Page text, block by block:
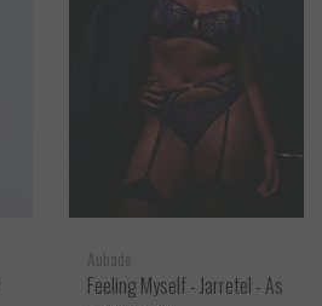
Aubade
Feeling Myself - Jarretel - As